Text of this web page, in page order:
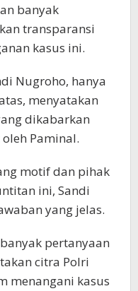
banyak
transparansi
kasus ini.
Nugroho, hanya
menyatakan
dikabarkan
Paminal.
motif dan pihak
ini, Sandi
yang jelas.
pertanyaan
citra Polri
menangani kasus